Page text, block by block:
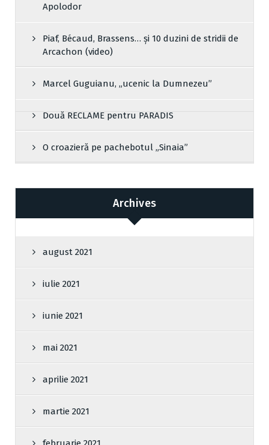
Apolodor
Piaf, Bécaud, Brassens… și 10 duzini de stridii de
Arcachon (video)
Marcel Guguianu, „ucenic la Dumnezeu”
Două RECLAME pentru PARADIS
O croazieră pe pachebotul „Sinaia”
Archives
august 2021
iulie 2021
iunie 2021
mai 2021
aprilie 2021
martie 2021